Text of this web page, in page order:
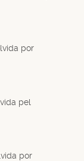
por
pel
por